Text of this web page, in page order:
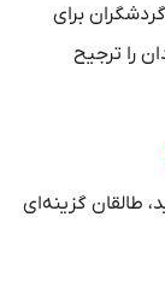
برای
را ترجیح
طالقان گزینه‌ای